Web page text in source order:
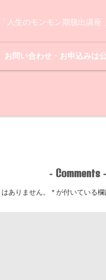
「人生のモンモン期脱出講
お問い合わせ・お申込みは
- Comments -
ありません。 * が付いている